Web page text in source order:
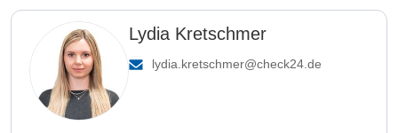
Lydia Kretschmer
lydia.kretschmer@check24.de